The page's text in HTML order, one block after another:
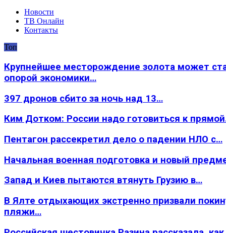
Новости
ТВ Онлайн
Контакты
Топ
Крупнейшее месторождение золота может
опорой экономики…
397 дронов сбито за ночь над 13…
Ким Дотком: России надо готовиться к
Пентагон рассекретил дело о падении НЛО с…
Начальная военная подготовка и новый
Запад и Киев пытаются втянуть Грузию в…
В Ялте отдыхающих экстренно призвали
пляжи…